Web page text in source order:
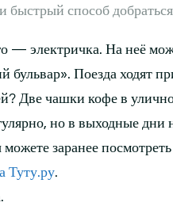
способ добраться
— электричка. На неё
бульвар». Поезда ходят
Две чашки кофе в
но в выходные дни
заранее
Туту.ру.